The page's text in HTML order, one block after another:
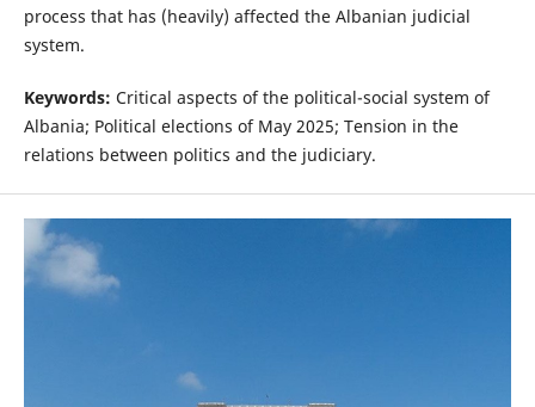
process that has (heavily) affected the Albanian judicial
system.
Keywords: Critical aspects of the political-social system of
Albania; Political elections of May 2025; Tension in the
relations between politics and the judiciary.